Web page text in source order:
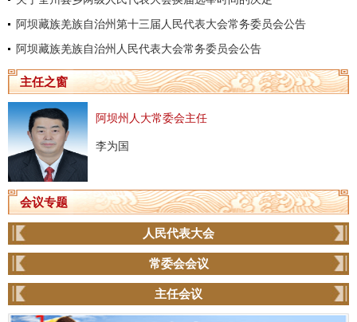
阿坝藏族羌族自治州第十三届人民代表大会常务委员会公告
阿坝藏族羌族自治州人民代表大会常务委员会公告
主任之窗
阿坝州人大常委会主任
李为国
会议专题
人民代表大会
常委会会议
主任会议